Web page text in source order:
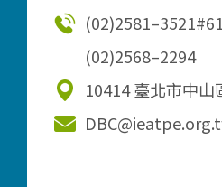
(02)2581–3521
(02)2568–2294
10414 臺北市中